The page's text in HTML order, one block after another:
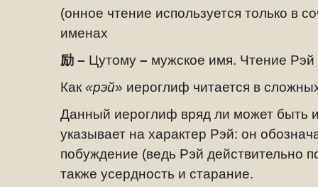
(онное чтение используется только в
именах
励 – Цутому – мужское имя. Чтение Рэй
Как «рэй» иероглиф читается в
Данный иероглиф вряд ли может быть
указывает на характер Рэй: он
побуждение (ведь Рэй действительно
также усердность и старание.